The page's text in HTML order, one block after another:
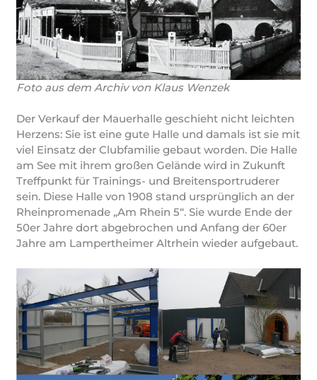
Foto aus dem Archiv von Klaus Wenzek
Der Verkauf der Mauerhalle geschieht nicht leichten
Herzens: Sie ist eine gute Halle und damals ist sie mit
viel Einsatz der Clubfamilie gebaut worden. Die Halle
am See mit ihrem großen Gelände wird in Zukunft
Treffpunkt für Trainings- und Breitensportruderer
sein. Diese Halle von 1908 stand ursprünglich an der
Rheinpromenade „Am Rhein 5“. Sie wurde Ende der
50er Jahre dort abgebrochen und Anfang der 60er
Jahre am Lampertheimer Altrhein wieder aufgebaut.